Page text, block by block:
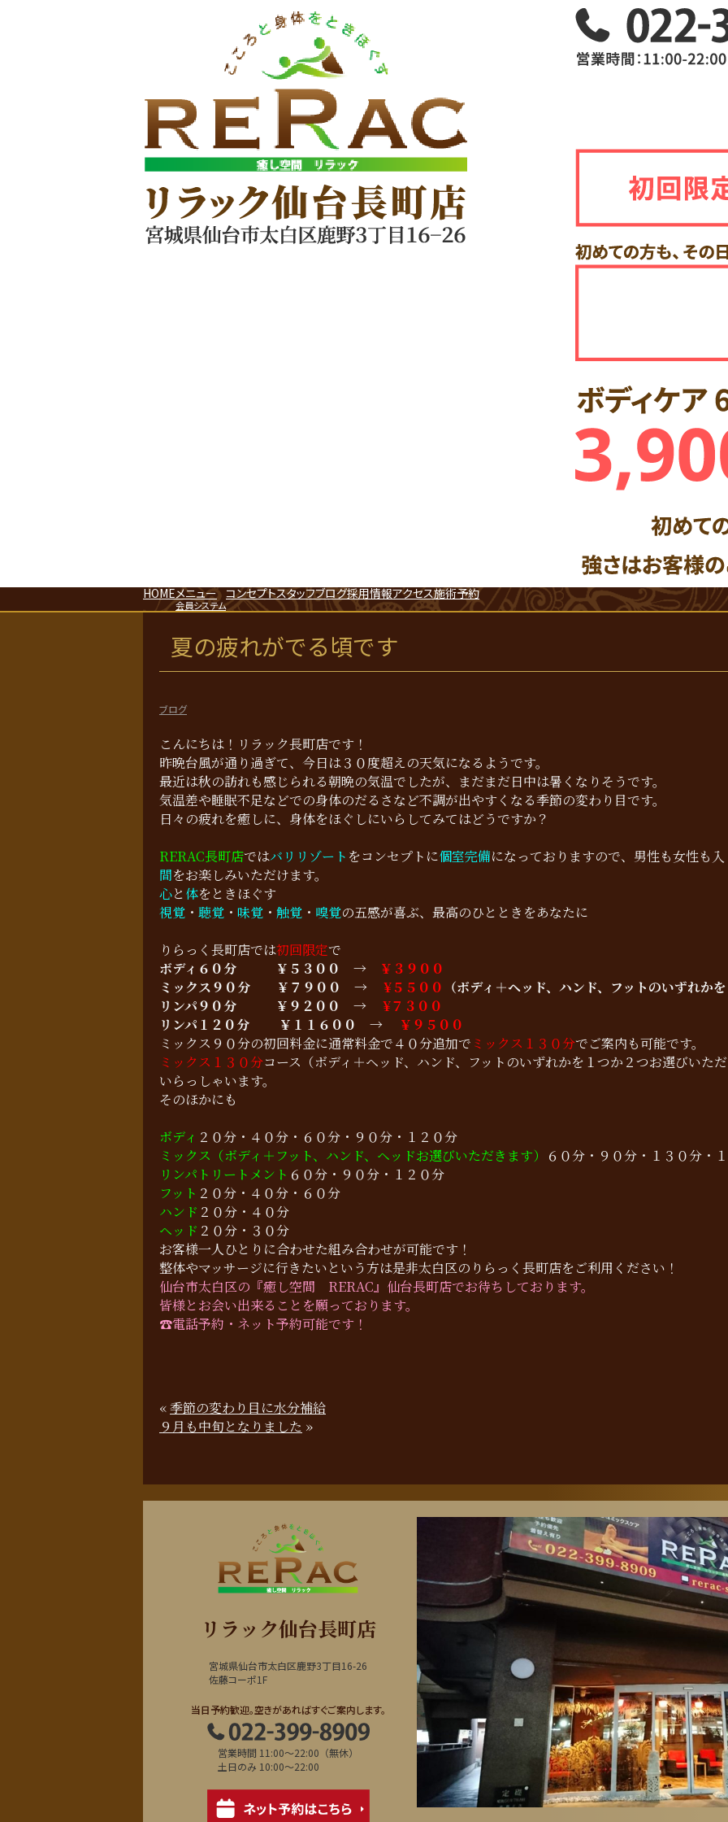
HOMEメニュー
会員システム
コンセプトスタッフブログ採用情報アクセス施術予約
夏の疲れがでる頃です
ブログ
こんにちは！リラック長町店です！
昨晩台風が通り過ぎて、今日は３０度超えの天気になるようです。
最近は秋の訪れも感じられる朝晩の気温でしたが、まだまだ日中は暑くなりそうです。
気温差や睡眠不足などでの身体のだるさなど不調が出やすくなる季節の変わり目です。
日々の疲れを癒しに、身体をほぐしにいらしてみてはどうですか？
RERAC長町店ではバリリゾート をコンセプトに個室完備になっておりますので、男性も女性も
間をお楽しみいただけます。
心と体をときほぐす
視覚 ・ 聴覚 ・ 味覚 ・ 触覚 ・ 嗅覚の五感が喜ぶ、最高のひとときをあなたに
りらっく長町店では初回限定で
ボディ６０分
￥５３００ →
￥３９００
ミックス９０分
￥７９００ → ¥５５００ （ボディ＋ヘッド、ハンド、フットのいずれか
リンパ９０分
￥９２００ →
¥７３００
リンパ１２０分 ￥１１６００ →
￥９５００
ミックス９０分の初回料金に通常料金で４０分追加で ミックス１３０分でご案内も可能です。
ミックス１３０分コース（ボディ＋ヘッド、ハンド、フットのいずれかを１つか２つお選びいた
いらっしゃいます。
そのほかにも
ボディ ２０分・４０分・６０分・９０分・１２０分
ミックス（ボディ＋フット、ハンド、ヘッドお選びいただきます）
６０分・９０分・１３０分・
リンパトリートメント ６０分・９０分・１２０分
フット ２０分・４０分・６０分
ハンド ２０分・４０分
ヘッド ２０分・３０分
お客様一人ひとりに合わせた組み合わせが可能です！
整体やマッサージに行きたいという方は是非太白区のりらっく長町店をご利用ください！
仙台市太白区の『癒し空間 RERAC』仙台長町店でお待ちしております。
皆様とお会い出来ることを願っております。
☎︎電話予約・ネット予約可能です！
«季節の変わり目に水分補給
９月も中旬となりました »
リラック仙台長町店
宮城県仙台市太白区鹿野3丁目16-26
佐藤コーポ1F
当日予約歓迎。空きがあればすぐご案内します。
営業時間 11:00～22:00（無休）
土日のみ 10:00～22:00